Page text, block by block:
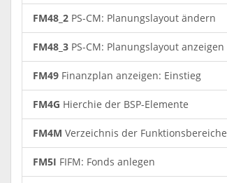
FM48_2 PS-CM: Planungslayout ändern
FM48_3 PS-CM: Planungslayout anzeigen
FM49 Finanzplan anzeigen: Einstieg
FM4G Hierchie der BSP-Elemente
FM4M Verzeichnis der Funktionsbereiche
FM5I FIFM: Fonds anlegen